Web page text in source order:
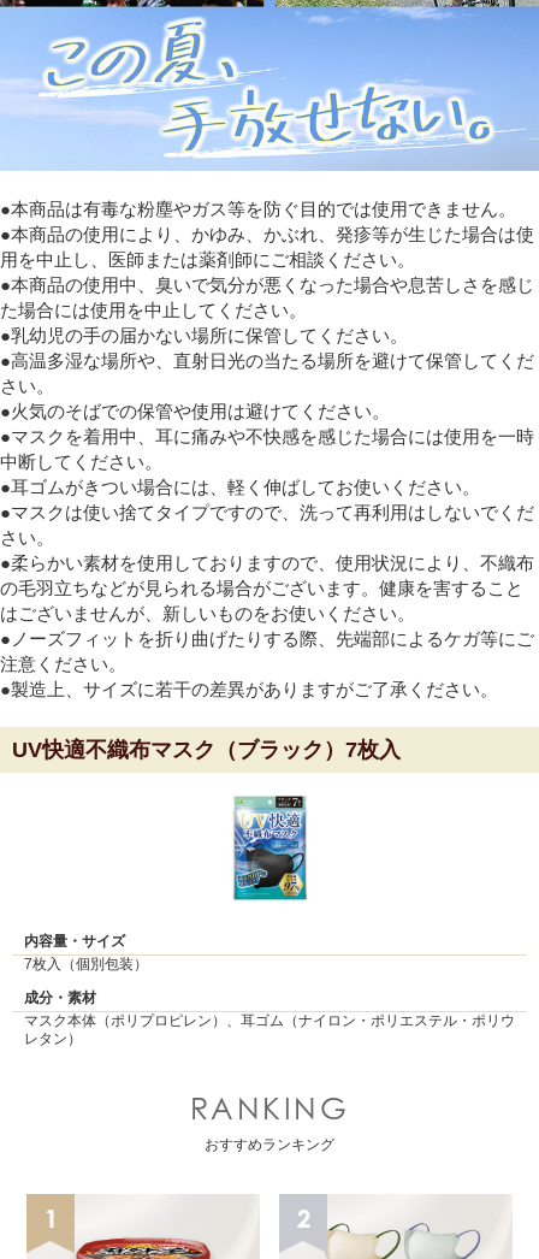
●本商品は有毒な粉塵やガス等を防ぐ目的では使用できません。
●本商品の使用により、かゆみ、かぶれ、発疹等が生じた場合は使
用を中止し、医師または薬剤師にご相談ください。
●本商品の使用中、臭いで気分が悪くなった場合や息苦しさを感じ
た場合には使用を中止してください。
●乳幼児の手の届かない場所に保管してください。
●高温多湿な場所や、直射日光の当たる場所を避けて保管してくだ
さい。
●火気のそばでの保管や使用は避けてください。
●マスクを着用中、耳に痛みや不快感を感じた場合には使用を一時
中断してください。
●耳ゴムがきつい場合には、軽く伸ばしてお使いください。
●マスクは使い捨てタイプですので、洗って再利用はしないでくだ
さい。
●柔らかい素材を使用しておりますので、使用状況により、不織布
の毛羽立ちなどが見られる場合がございます。健康を害すること
はございませんが、新しいものをお使いください。
●ノーズフィットを折り曲げたりする際、先端部によるケガ等にご
注意ください。
●製造上、サイズに若干の差異がありますがご了承ください。
UV快適不織布マスク（ブラック）7枚入
内容量・サイズ
7枚入（個別包装）
成分・素材
マスク本体（ポリプロピレン）、耳ゴム（ナイロン・ポリエステル・ポリウ
レタン）
RANKING
おすすめランキング